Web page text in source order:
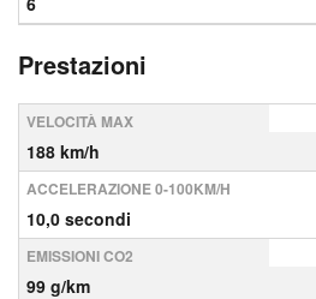
Prestazioni
VELOCITÀ MAX
188 km/h
ACCELERAZIONE 0-100KM/H
10,0 secondi
EMISSIONI CO2
99 g/km